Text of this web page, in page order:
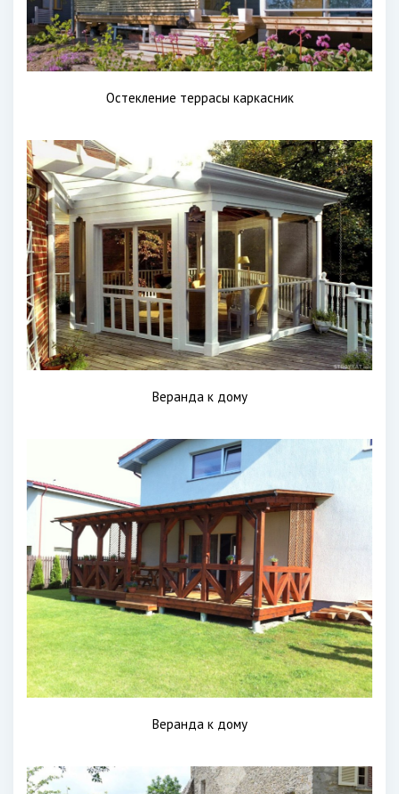
Остекление террасы каркасник
Веранда к дому
Веранда к дому